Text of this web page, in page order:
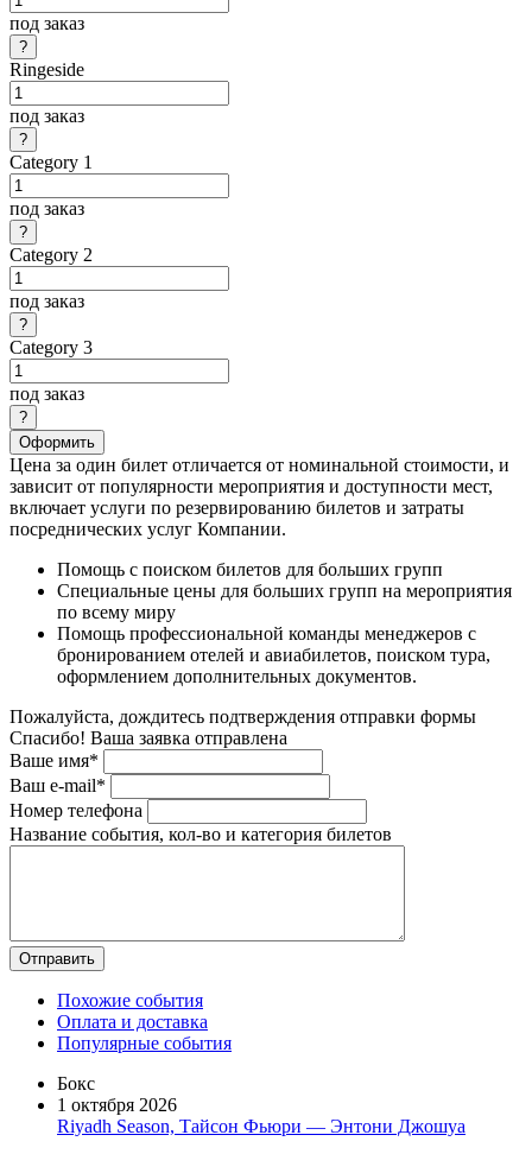
под заказ
Ringeside
под заказ
Category 1
под заказ
Category 2
под заказ
Category 3
под заказ
Оформить
Цена за один билет отличается от номинальной стоимости, и
зависит от популярности мероприятия и доступности мест,
включает услуги по резервированию билетов и затраты
посреднических услуг Компании.
Помощь с поиском билетов для больших групп
Специальные цены для больших групп на мероприятия
по всему миру
Помощь профессиональной команды менеджеров с
бронированием отелей и авиабилетов, поиском тура,
оформлением дополнительных документов.
Пожалуйста, дождитесь подтверждения отправки формы
Спасибо! Ваша заявка отправлена
Ваше имя*
Ваш e-mail*
Номер телефона
Название события, кол-во и категория билетов
Похожие события
Оплата и доставка
Популярные события
Бокс
1 октября 2026
Riyadh Season, Тайсон Фьюри — Энтони Джошуа